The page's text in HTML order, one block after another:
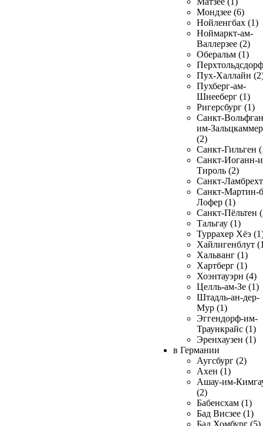
Мондзее (6)
Нойленгбах (1)
Ноймаркт-ам-
Валлерзее (2)
Оберальм (1)
Пух-Халлайн
Пухберг-ам-
Шнееберг (1)
Ригерсбург (1)
Санкт-
им-
(2)
Санкт-Гильген
Санкт-Иоганн-
Тироль (2)
Санкт-
Санкт-Мартин-
Лофер (1)
Санкт-Пёльтен
Тальгау (1)
Туррахер Хёэ
Хайлигенблут
Хальванг (1)
Хартберг (1)
Хоэнтауэрн (4)
Целль-ам-Зе (1)
Штадль-ан-дер-
Мур (1)
Эггендорф-им-
Траункрайс (1)
Эренхаузен (1)
в Германии
Аугсбург (2)
Ахен (1)
Ашау-им-
(2)
Бабенсхам (1)
Бад Висзее (1)
Бад Хомбург (5)